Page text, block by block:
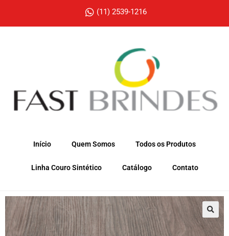
(11) 2539-1216
Início Quem Somos Todos os Produtos
Linha Couro Sintético Catálogo Contato
🔍